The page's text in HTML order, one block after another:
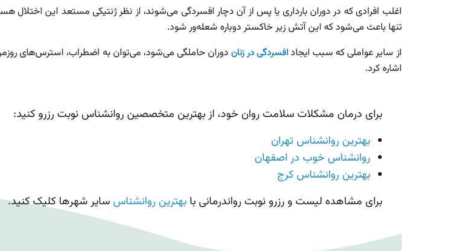
اغلب افرادی که در دوران بارداری یا پس از آن دچار افسردگی می‌شوند، از نظر ژنتیکی مستعد این اختلال
تنها باعث می‌شود که این آتش زیر خاکستر دوباره شعله‌ور شود.
از سایر عواملی که سبب ایجادافسردگی در زنان دوران حاملگی می‌شود، می‌توان به اضطراب، استرس‌های
اشاره کرد.
برای درمان مشکلات سلامت روان خود، از بهترین متخصصین روانشناس نوبت رزرو کنید:
بهترین روانشناس تهران
روانشناس خوب در اصفهان
بهترین روانشناس کرج
برای مشاهده لیست و رزرو نوبت رواندرمانی بابهترین روانشناس سایر شهرها کلیک کنید.